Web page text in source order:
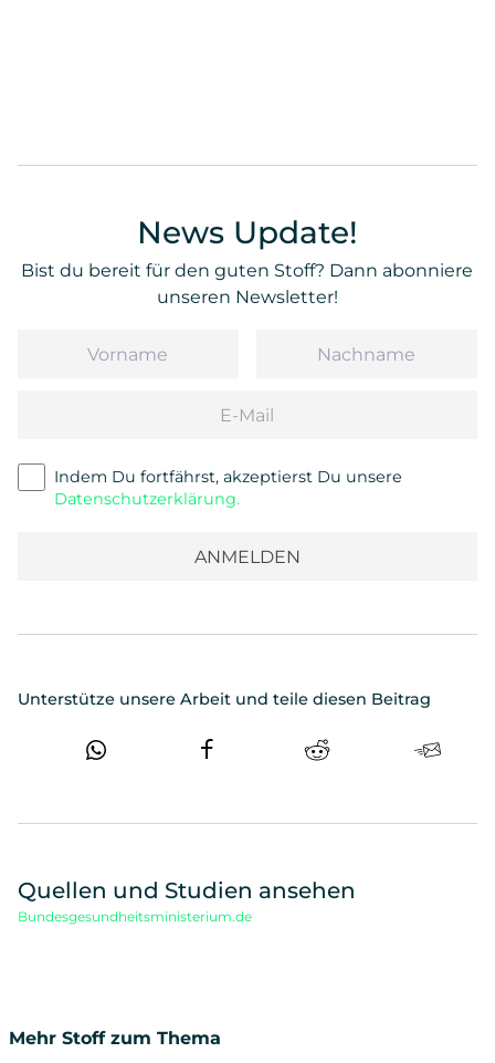
News Update!
Bist du bereit für den guten Stoff? Dann abonniere
unseren Newsletter!
Indem Du fortfährst, akzeptierst Du unsere
Datenschutzerklärung.
Unterstütze unsere Arbeit und teile diesen Beitrag
Quellen und Studien ansehen
Bundesgesundheitsministerium.de
Mehr Stoff zum Thema